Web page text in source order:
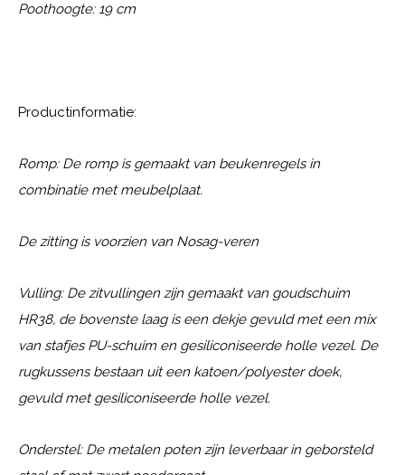
Poothoogte: 19 cm
Productinformatie:
Romp: De romp is gemaakt van beukenregels in
combinatie met meubelplaat.
De zitting is voorzien van Nosag-veren
Vulling: De zitvullingen zijn gemaakt van goudschuim
HR38, de bovenste laag is een dekje gevuld met een mix
van stafjes PU-schuim en gesiliconiseerde holle vezel. De
rugkussens bestaan uit een katoen/polyester doek,
gevuld met gesiliconiseerde holle vezel.
Onderstel: De metalen poten zijn leverbaar in geborsteld